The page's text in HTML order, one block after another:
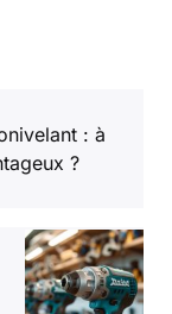
: à
?